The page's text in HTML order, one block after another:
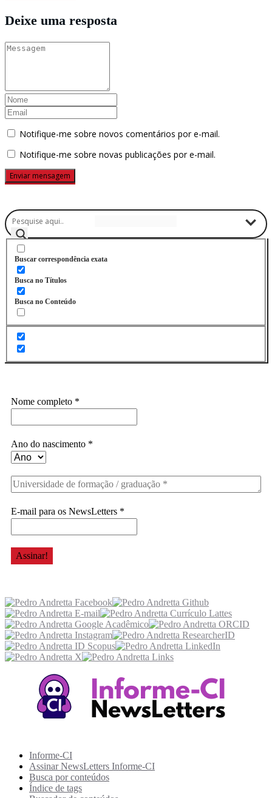
Deixe uma resposta
Notifique-me sobre novos comentários por e-mail.
Notifique-me sobre novas publicações por e-mail.
Buscar correspondência exata
Busca no Títulos
Busca no Conteúdo
Nome completo *
Ano do nascimento *
E-mail para os NewsLetters *
Informe-CI
Assinar NewsLetters Informe-CI
Busca por conteúdos
Índice de tags